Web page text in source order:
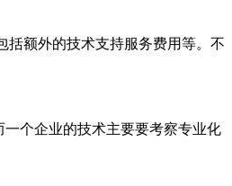
括额外的技术支持服务费用等。不
个企业的技术主要要考察专业化